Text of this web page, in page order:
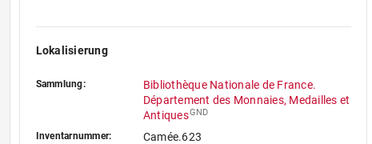
Lokalisierung
Sammlung:
Bibliothèque Nationale de France.
Département des Monnaies, Medailles et
AntiquesGND
Inventarnummer: Camée.623